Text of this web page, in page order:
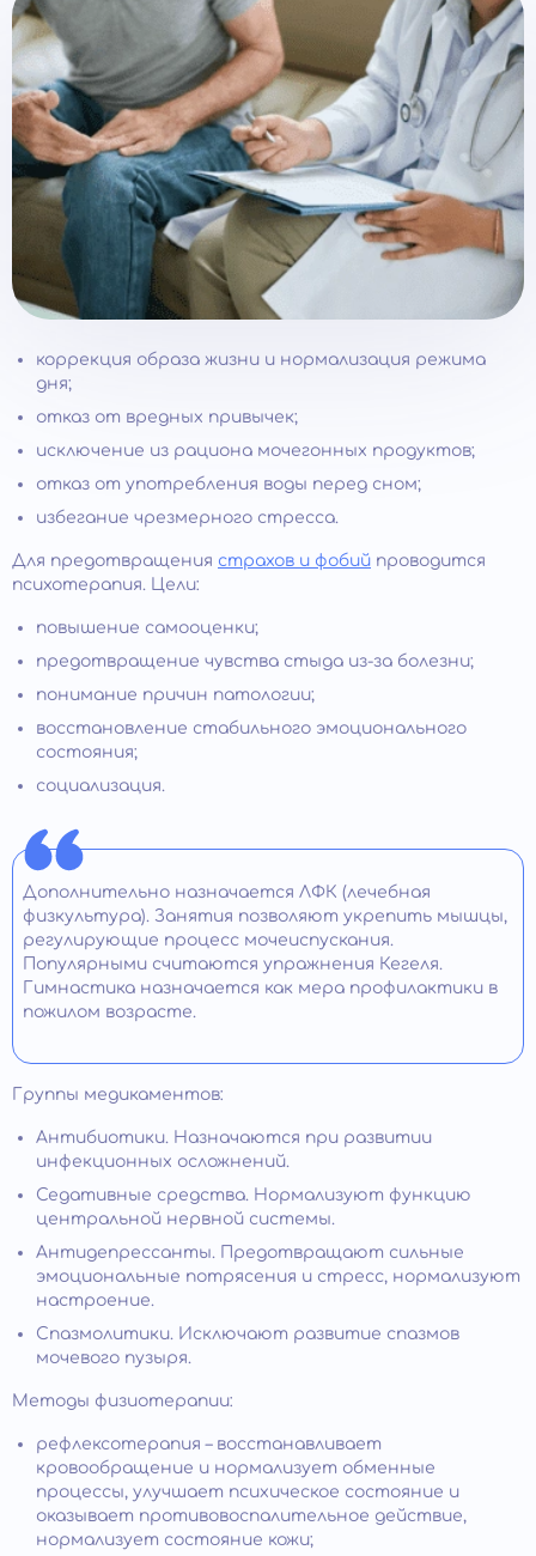
коррекция образа жизни и нормализация режима
дня;
отказ от вредных привычек;
исключение из рациона мочегонных продуктов;
отказ от употребления воды перед сном;
избегание чрезмерного стресса.
Для предотвращения страхов и фобий проводится
психотерапия. Цели:
повышение самооценки;
предотвращение чувства стыда из-за болезни;
понимание причин патологии;
восстановление стабильного эмоционального
состояния;
социализация.
Дополнительно назначается ЛФК (лечебная
физкультура). Занятия позволяют укрепить мышцы,
регулирующие процесс мочеиспускания.
Популярными считаются упражнения Кегеля.
Гимнастика назначается как мера профилактики в
пожилом возрасте.
Группы медикаментов:
Антибиотики. Назначаются при развитии
инфекционных осложнений.
Седативные средства. Нормализуют функцию
центральной нервной системы.
Антидепрессанты. Предотвращают сильные
эмоциональные потрясения и стресс, нормализуют
настроение.
Спазмолитики. Исключают развитие спазмов
мочевого пузыря.
Методы физиотерапии:
рефлексотерапия – восстанавливает
кровообращение и нормализует обменные
процессы, улучшает психическое состояние и
оказывает противовоспалительное действие,
нормализует состояние кожи;